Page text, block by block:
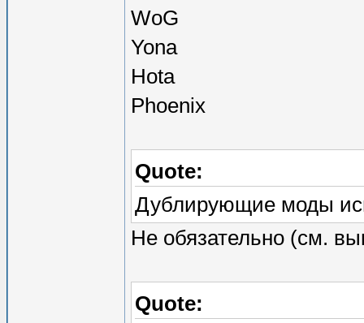
WoG
Yona
Hota
Phoenix
Quote:
Дублирующие моды
Не обязательно (см.
Quote: